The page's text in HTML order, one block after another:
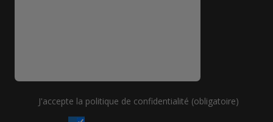
J'accepte la politique de confidentialité (obligatoire)